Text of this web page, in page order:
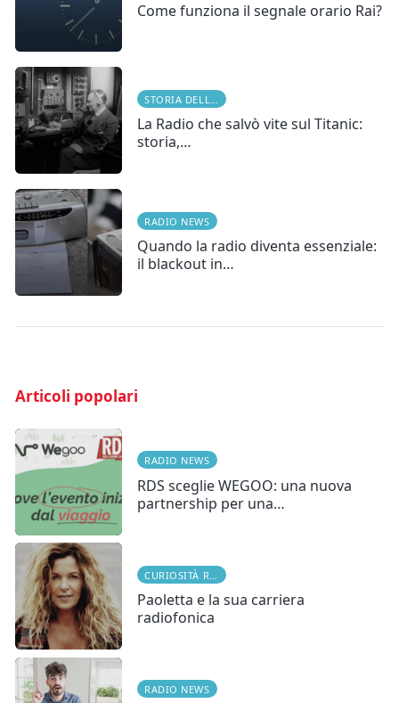
Come funziona il segnale orario Rai?
La Radio che salvò vite sul Titanic:
storia,…
RADIO NEWS
Quando la radio diventa essenziale:
il blackout in…
Articoli popolari
RADIO NEWS
RDS sceglie WEGOO: una nuova
partnership per una…
Paoletta e la sua carriera
radiofonica
RADIO NEWS